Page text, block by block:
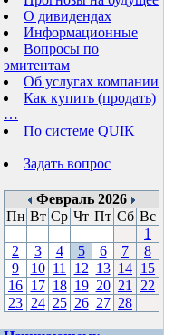
О дивидендах
Информационные
Вопросы по
эмитентам
Об услугах компании
Как купить (продать)
…
По системе QUIK
Задать вопрос
Февраль 2026
Пн Вт Ср Чт Пт Сб Вс
1
2
3 4 5 6 7
8
9
10 11 12 13 14 15
16 17 18 19 20 21
22
23 24 25 26 27 28